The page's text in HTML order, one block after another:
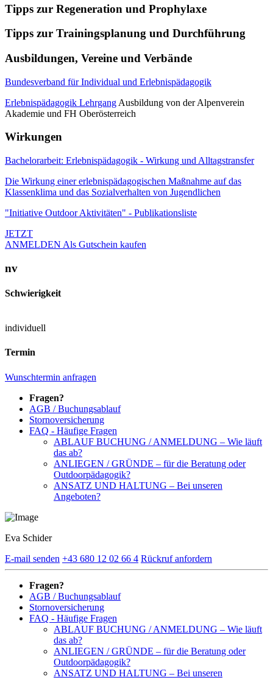
Tipps zur Regeneration und Prophylaxe
Tipps zur Trainingsplanung und Durchführung
Ausbildungen, Vereine und Verbände
Bundesverband für Individual und Erlebnispädagogik
Erlebnispädagogik Lehrgang Ausbildung von der Alpenverein
Akademie und FH Oberösterreich
Wirkungen
Bachelorarbeit: Erlebnispädagogik - Wirkung und Alltagstransfer
Die Wirkung einer erlebnispädagogischen Maßnahme auf das
Klassenklima und das Sozialverhalten von Jugendlichen
"Initiative Outdoor Aktivitäten" - Publikationsliste
JETZT
ANMELDEN Als Gutschein kaufen
nv
Schwierigkeit
individuell
Termin
Wunschtermin anfragen
Fragen?
AGB / Buchungsablauf
Stornoversicherung
FAQ - Häufige Fragen
ABLAUF BUCHUNG / ANMELDUNG – Wie läuft
das ab?
ANLIEGEN / GRÜNDE – für die Beratung oder
Outdoorpädagogik?
ANSATZ UND HALTUNG – Bei unseren
Angeboten?
Eva Schider
E-mail senden +43 680 12 02 66 4 Rückruf anfordern
Fragen?
AGB / Buchungsablauf
Stornoversicherung
FAQ - Häufige Fragen
ABLAUF BUCHUNG / ANMELDUNG – Wie läuft
das ab?
ANLIEGEN / GRÜNDE – für die Beratung oder
Outdoorpädagogik?
ANSATZ UND HALTUNG – Bei unseren